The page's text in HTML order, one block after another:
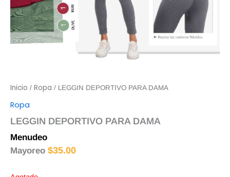
Inicio / Ropa / LEGGIN DEPORTIVO PARA DAMA
Ropa
LEGGIN DEPORTIVO PARA DAMA
Menudeo
Mayoreo $35.00